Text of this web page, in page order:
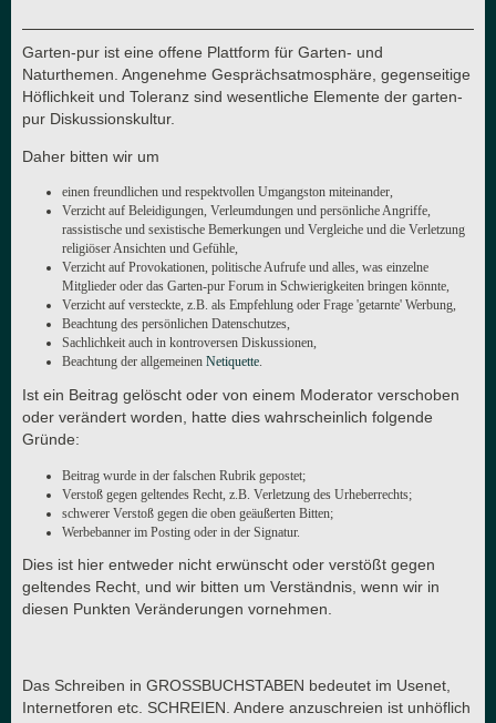
Garten-pur ist eine offene Plattform für Garten- und
Naturthemen. Angenehme Gesprächsatmosphäre, gegenseitige
Höflichkeit und Toleranz sind wesentliche Elemente der garten-
pur Diskussionskultur.
Daher bitten wir um
einen freundlichen und respektvollen Umgangston miteinander,
Verzicht auf Beleidigungen, Verleumdungen und persönliche Angriffe,
rassistische und sexistische Bemerkungen und Vergleiche und die Verletzung
religiöser Ansichten und Gefühle,
Verzicht auf Provokationen, politische Aufrufe und alles, was einzelne
Mitglieder oder das Garten-pur Forum in Schwierigkeiten bringen könnte,
Verzicht auf versteckte, z.B. als Empfehlung oder Frage 'getarnte' Werbung,
Beachtung des persönlichen Datenschutzes,
Sachlichkeit auch in kontroversen Diskussionen,
Beachtung der allgemeinen Netiquette.
Ist ein Beitrag gelöscht oder von einem Moderator verschoben
oder verändert worden, hatte dies wahrscheinlich folgende
Gründe:
Beitrag wurde in der falschen Rubrik gepostet;
Verstoß gegen geltendes Recht, z.B. Verletzung des Urheberrechts;
schwerer Verstoß gegen die oben geäußerten Bitten;
Werbebanner im Posting oder in der Signatur.
Dies ist hier entweder nicht erwünscht oder verstößt gegen
geltendes Recht, und wir bitten um Verständnis, wenn wir in
diesen Punkten Veränderungen vornehmen.
Das Schreiben in GROSSBUCHSTABEN bedeutet im Usenet,
Internetforen etc. SCHREIEN. Andere anzuschreien ist unhöflich